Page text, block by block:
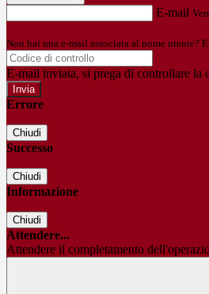
E-mail
Non hai una e-mail associata al nome utente?
E-mail inviata, si prega di controllare la
Errore
Chiudi
Successo
Chiudi
Informazione
Chiudi
Attendere...
Attendere il completamento